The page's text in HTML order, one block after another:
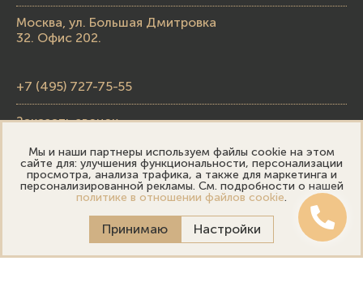
Москва, ул. Большая Дмитровка
32. Офис 202.
+7 (495) 727-75-55
Заказать звонок
skupka@emporiumgold.com
sale@emporiumgold.com
Режим работы:
Пн-Пт: 10:00–20:00
Мы и наши партнеры используем файлы cookie на этом
сайте для: улучшения функциональности, персонализации
просмотра, анализа трафика, а также для маркетинга и
персонализированной рекламы. См. подробности о нашей
политике в отношении файлов cookie.
Принимаю Настройки